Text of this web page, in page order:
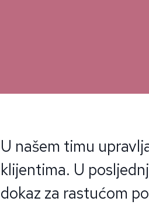
U našem timu
klijentima. U
dokaz za rastućom